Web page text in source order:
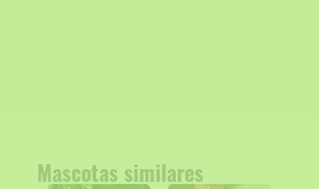
Mascotas similares